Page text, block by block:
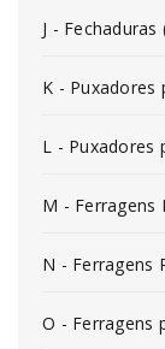
J - Fechaduras
K - Puxadores
L - Puxadores
M - Ferragens
N - Ferragens
O - Ferragens